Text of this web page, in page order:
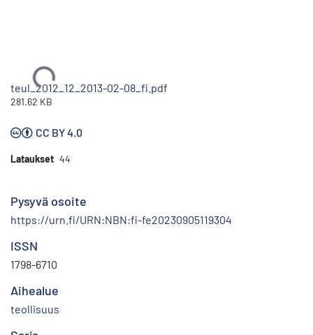
Ladataan...
teul_2012_12_2013-02-08_fi.pdf
281.62 KB
CC BY 4.0
Lataukset 44
Pysyvä osoite
https://urn.fi/URN:NBN:fi-fe20230905119304
ISSN
1798-6710
Aihealue
teollisuus